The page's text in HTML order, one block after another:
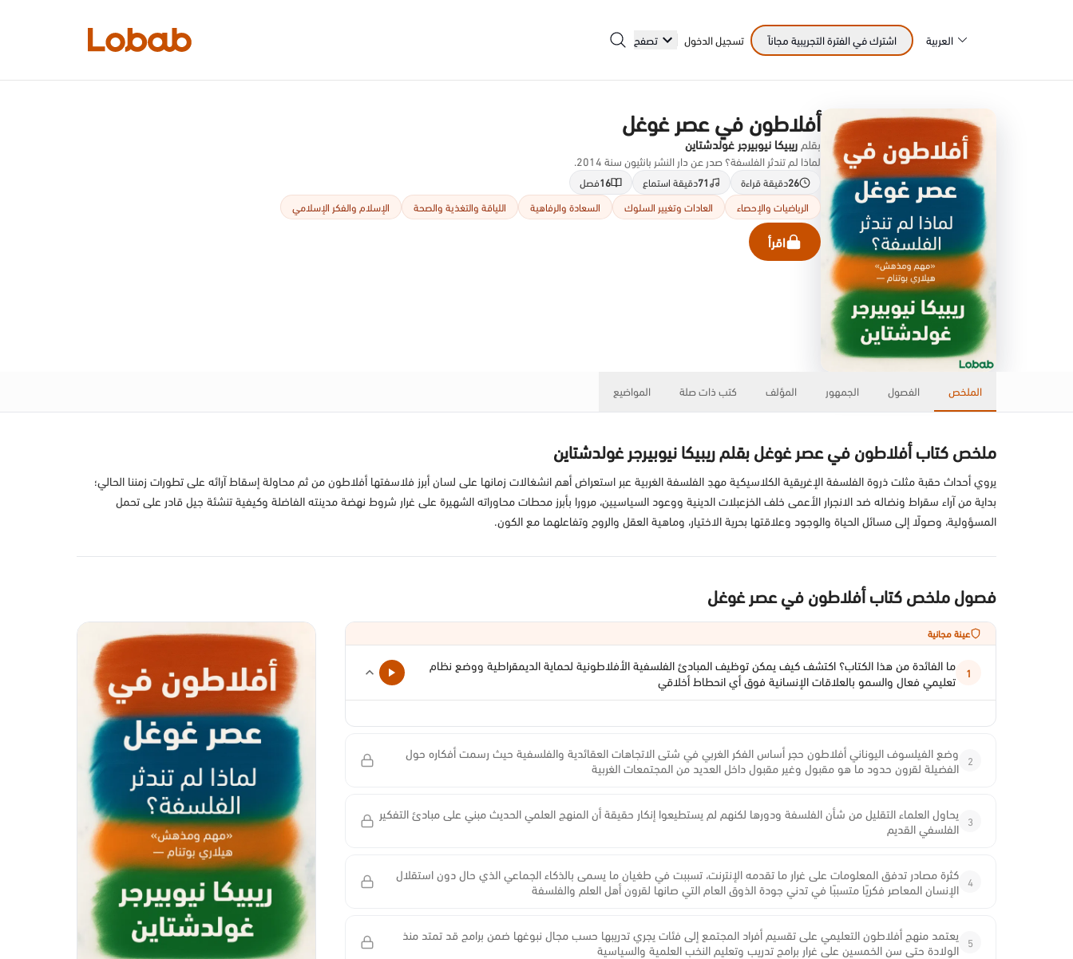
تصفح تسجيل الدخول اشترك في الفترة التجريبية مجاناً العربية
أفلاطون في عصر غوغل
بقلم ريبيكا نيوبيرجر غولدشتاين
لماذا لم تندثر الفلسفة؟ صدر عن دار النشر بانثيون سنة 2014.
26دقيقة قراءة 71دقيقة استماع 16فصل
الرياضيات والإحصاء
العادات وتغيير السلوك السعادة والرفاهية اللياقة والتغذية والصحة الإسلام والفكر الإسلامي
اقرأ
الملخص الفصول الجمهور المؤلف كتب ذات صلة المواضيع
ملخص كتاب أفلاطون في عصر غوغل بقلم ريبيكا نيوبيرجر غولدشتاين
يروي أحداث حقبة مثلت ذروة الفلسفة الإغريقية الكلاسيكية مهدِ الفلسفة الغربية عبر استعراض أهم انشغالات زمانها على لسان أبرز فلاسفتها أفلاطون من ثم محاولة إسقاط آرائه على تطورات زمننا الحالي؛
بداية من آراء سقراط ونضاله ضد الانجرار الأعمى خلف الخزعبلات الدينية ووعود السياسيين، مرورا بأبرز محطات محاوراته الشهيرة على غرار شروط نهضة مدينته الفاضلة وكيفية تنشئة جيل قادر على تحمل
المسؤولية، وصولًا إلى مسائل الحياة والوجود وعلاقتها بحرية الاختيار، وماهية العقل والروح وتفاعلهما مع الكون.
فصول ملخص كتاب أفلاطون في عصر غوغل
عينة مجانية
1
ما الفائدة من هذا الكتاب؟ اكتشف كيف يمكن توظيف المبادئ الفلسفية الأفلاطونية لحماية الديمقراطية ووضع نظام
تعليمي فعال والسمو بالعلاقات الإنسانية فوق أي انحطاط أخلاقي
2
وضع الفيلسوف اليوناني أفلاطون حجر أساس الفكر الغربي في شتى الاتجاهات العقائدية والفلسفية حيث رسمت أفكاره حول
الفضيلة لقرون حدود ما هو مقبول وغير مقبول داخل العديد من المجتمعات الغربية
3
يحاول العلماء التقليل من شأن الفلسفة ودورها لكنهم لم يستطيعوا إنكار حقيقة أن المنهج العلمي الحديث مبني على مبادئ التفكير
الفلسفي القديم
4 كثرة مصادر تدفق المعلومات على غرار ما تقدمه الإنترنت، تسببت في طغيان ما يسمى بالذكاء الجماعي الذي حال دون استقلال
الإنسان المعاصر فكريًا متسببًا في تدني جودة الذوق العام التي صانها لقرون أهل العلم والفلسفة
5
يعتمد منهج أفلاطون التعليمي على تقسيم أفراد المجتمع إلى فئات يجري تدريبها حسب مجال نبوغها ضمن برامج قد تمتد منذ
الولادة حتى سن الخمسين على غرار برامج تدريب وتعليم النخب العلمية والسياسية